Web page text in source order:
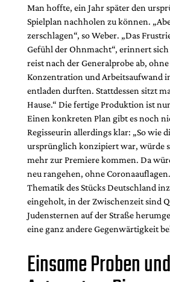
Man hoffte, ein Jahr später den
Spielplan nachholen zu können.
zerschlagen“, so Weber. „Das
Gefühl der Ohnmacht“, erinnert sich
reist nach der Generalprobe ab, ohne
Konzentration und Arbeitsaufwand
entladen durften. Stattdessen sitzt
Hause.“ Die fertige Produktion ist
Einen konkreten Plan gibt es noch
Regisseurin allerdings klar: „So wie
ursprünglich konzipiert war, würde
mehr zur Premiere kommen. Da
neu rangehen, ohne
Thematik des Stücks Deutschland
eingeholt, in der Zwischenzeit sind
Judensternen auf der Straße
eine ganz andere Gegenwärtigkeit
Einsame Proben und